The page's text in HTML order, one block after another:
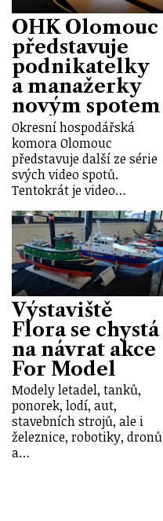
OHK Olomouc
představuje
podnikatelky
a manažerky
novým spotem
Okresní hospodářská
komora Olomouc
představuje další ze série
svých video spotů.
Tentokrát je video…
Výstaviště
Flora se chystá
na návrat akce
For Model
Modely letadel, tanků,
ponorek, lodí, aut,
stavebních strojů, ale i
železnice, robotiky, dronů
a…